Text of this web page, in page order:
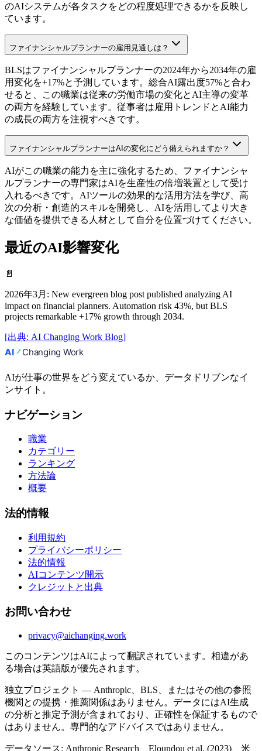
のAIシステムが各タスクをどの程度処理できるかを反映し
ています。
ファイナンシャルプランナーの雇用見通しは？
BLSはファイナンシャルプランナーの2024年から2034年の雇
用変化を+17%と予測しています。総合AI露出度57%と合わ
せると、この職業は従来の労働市場の変化とAI主導の変革
の両方を経験しています。従事者は雇用トレンドとAI能力
の成長の両方を注視すべきです。
ファイナンシャルプランナーはAIの変化にどう備えられますか？
AIがこの職業の能力を主に強化するため、ファイナンシャ
ルプランナーの専門家はAIを生産性の倍増装置として受け
入れるべきです。AIツールの効果的な活用方法を学び、高
次の分析・創造的スキルを開発し、AIを活用してより大き
な価値を提供できる人材として自分を位置づけてください。
最近のAI影響変化
📄
2026年3月 : New evergreen blog post published analyzing AI
impact on financial planners. Automation risk 43%, but BLS
projects remarkable +17% growth through 2034.
[出典: AI Changing Work Blog]
AIが仕事の世界をどう変えているか、データドリブンなイ
ンサイト。
ナビゲーション
職業
カテゴリー
ランキング
方法論
概要
法的情報
利用規約
プライバシーポリシー
法的情報
AIコンテンツ開示
クレジットと出典
お問い合わせ
privacy@aichanging.work
このコンテンツはAIによって翻訳されています。相違があ
る場合は英語版が優先されます。
独立プロジェクト — Anthropic、BLS、またはその他の参照
機関との提携・推薦関係はありません。データにはAI生成
の分析と推定予測が含まれており、正確性を保証するもので
はありません。専門的なアドバイスではありません。
データソース: Anthropic Research、Eloundou et al. (2023)、米